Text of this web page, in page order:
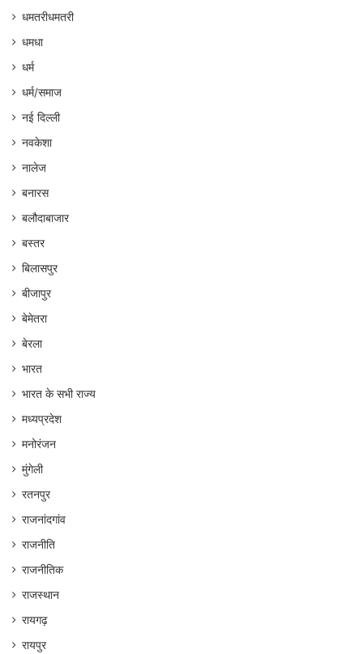
धमतरीधमतरी
धमधा
धर्म
धर्म/समाज
नई दिल्ली
नवकेशा
नालेज
बनारस
बलौदाबाजार
बस्तर
बिलासपुर
बीजापुर
बेमेतरा
बेरला
भारत
भारत के सभी राज्य
मध्यप्रदेश
मनोरंजन
मुंगेली
रतनपुर
राजनांदगांव
राजनीति
राजनीतिक
राजस्थान
रायगढ़
रायपुर